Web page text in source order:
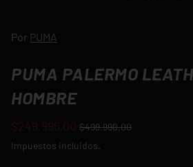
Por PUMA
PUMA PALERMO
HOMBRE
$249.995,00 $499.990,00
Impuestos incluidos.